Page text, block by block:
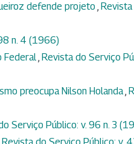
defende projeto ,
n. 4 (1966)
Federal, Revista do Serviço
preocupa Nilson Holanda,
Serviço Público: v. 96 n. 3